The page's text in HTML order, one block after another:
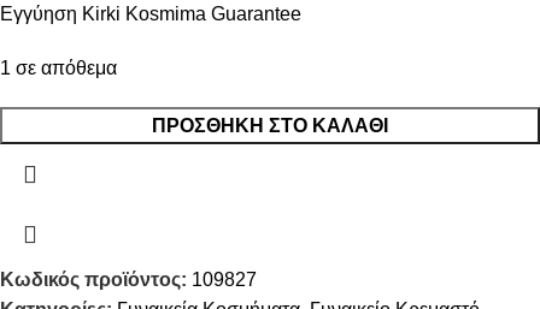
Εγγύηση Kirki Kosmima Guarantee
1 σε απόθεμα
ΠΡΟΣΘΉΚΗ ΣΤΟ ΚΑΛΆΘΙ
Κωδικός προϊόντος: 109827